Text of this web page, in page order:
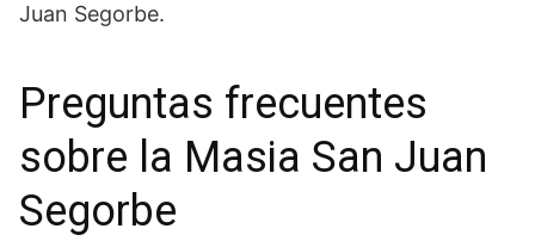
Juan Segorbe.
Preguntas⁤ frecuentes⁤
sobre la Masia ‌San Juan
Segorbe